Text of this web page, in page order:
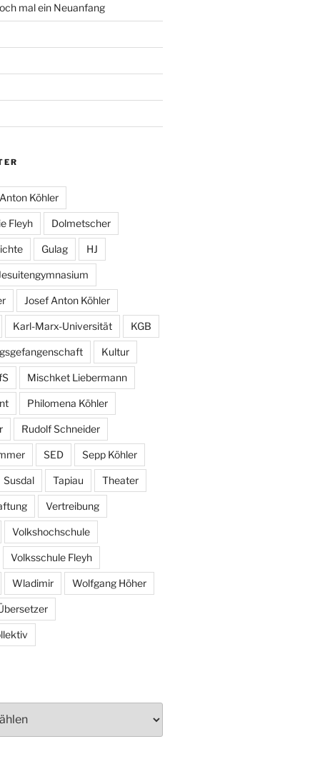
mal ein Neuanfang
Köhler
Fleyh Dolmetscher
Gulag HJ
Josef Anton Köhler
Karl-Marx-Universität KGB
Kultur
Mischket Liebermann
Philomena Köhler
Rudolf Schneider
SED Sepp Köhler
Susdal Tapiau Theater
Vertreibung
Volkshochschule
Volksschule Fleyh
Wladimir Wolfgang Höher